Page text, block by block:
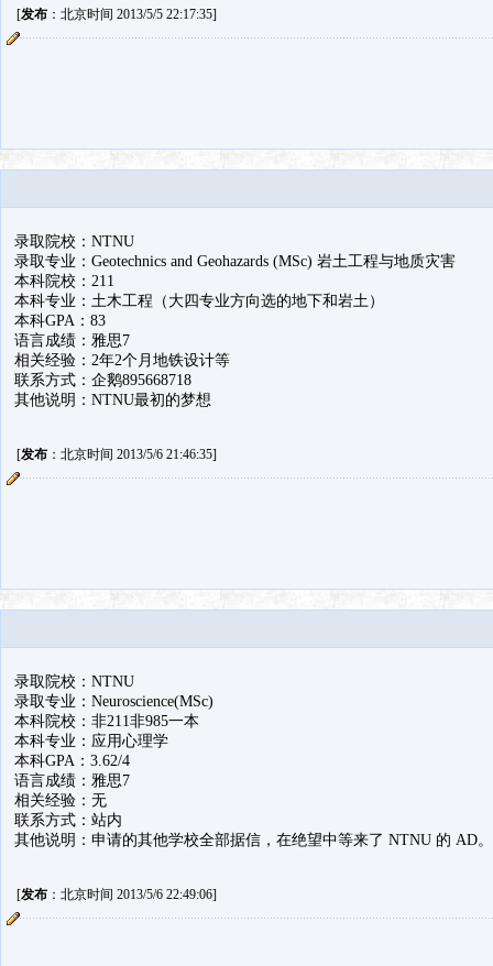
[发布：北京时间 2013/5/5 22:17:35]
录取院校：NTNU
录取专业：Geotechnics and Geohazards (MSc) 岩土工程与地质灾害
本科院校：211
本科专业：土木工程（大四专业方向选的地下和岩土）
本科GPA：83
语言成绩：雅思7
相关经验：2年2个月地铁设计等
联系方式：企鹅895668718
其他说明：NTNU最初的梦想
[发布：北京时间 2013/5/6 21:46:35]
录取院校：NTNU
录取专业：Neuroscience(MSc)
本科院校：非211非985一本
本科专业：应用心理学
本科GPA：3.62/4
语言成绩：雅思7
相关经验：无
联系方式：站内
其他说明：申请的其他学校全部据信，在绝望中等来了 NTNU 的 AD。
[发布：北京时间 2013/5/6 22:49:06]